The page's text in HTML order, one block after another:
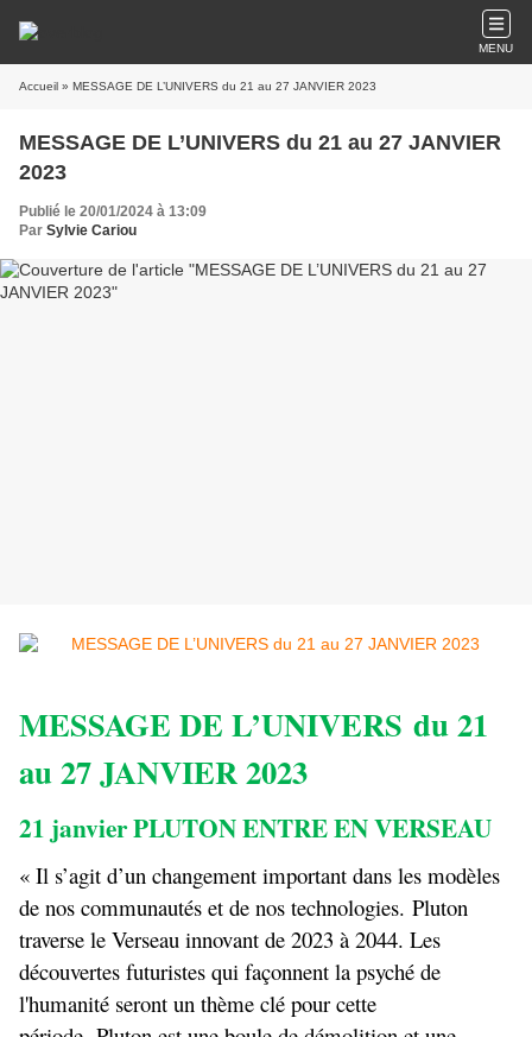
MENU
Accueil » MESSAGE DE L’UNIVERS du 21 au 27 JANVIER 2023
MESSAGE DE L’UNIVERS du 21 au 27 JANVIER
2023
Publié le 20/01/2024 à 13:09
Par Sylvie Cariou
MESSAGE DE L’UNIVERS du 21
au 27 JANVIER 2023
21 janvier PLUTON ENTRE EN VERSEAU
« Il s’agit d’un changement important dans les modèles
de nos communautés et de nos technologies. Pluton
traverse le Verseau innovant de 2023 à 2044. Les
découvertes futuristes qui façonnent la psyché de
l'humanité seront un thème clé pour cette